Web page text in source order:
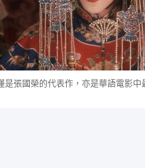
是張國榮的代表作，亦是華語電影中